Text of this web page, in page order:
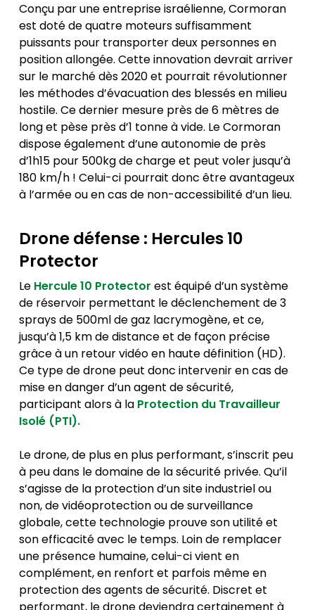
Conçu par une entreprise israélienne, Cormoran
est doté de quatre moteurs suffisamment
puissants pour transporter deux personnes en
position allongée. Cette innovation devrait arriver
sur le marché dès 2020 et pourrait révolutionner
les méthodes d’évacuation des blessés en milieu
hostile. Ce dernier mesure près de 6 mètres de
long et pèse près d’1 tonne à vide. Le Cormoran
dispose également d’une autonomie de près
d’1h15 pour 500kg de charge et peut voler jusqu’à
180 km/h ! Celui-ci pourrait donc être avantageux
à l’armée ou en cas de non-accessibilité d’un lieu.
Drone défense : Hercules 10
Protector
Le Hercule 10 Protector est équipé d’un système
de réservoir permettant le déclenchement de 3
sprays de 500ml de gaz lacrymogène, et ce,
jusqu’à 1,5 km de distance et de façon précise
grâce à un retour vidéo en haute définition (HD).
Ce type de drone peut donc intervenir en cas de
mise en danger d’un agent de sécurité,
participant alors à la Protection du Travailleur
Isolé (PTI).
Le drone, de plus en plus performant, s’inscrit peu
à peu dans le domaine de la sécurité privée. Qu’il
s’agisse de la protection d’un site industriel ou
non, de vidéoprotection ou de surveillance
globale, cette technologie prouve son utilité et
son efficacité avec le temps. Loin de remplacer
une présence humaine, celui-ci vient en
complément, en renfort et parfois même en
protection des agents de sécurité. Discret et